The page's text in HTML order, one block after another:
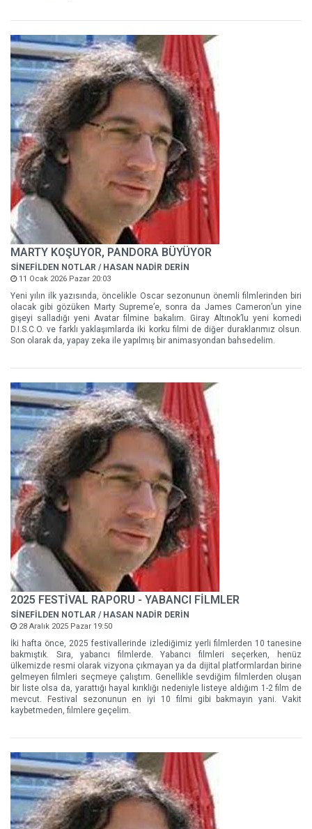
MARTY KOŞUYOR, PANDORA BÜYÜYOR
SİNEFİLDEN NOTLAR / HASAN NADİR DERİN
11 Ocak 2026 Pazar 20:03
Yeni yılın ilk yazısında, öncelikle Oscar sezonunun önemli filmlerinden biri
olacak gibi gözüken Marty Supreme’e, sonra da James Cameron’un yine
gişeyi salladığı yeni Avatar filmine bakalım. Giray Altınok’lu yeni komedi
D.I.S.C.O. ve farklı yaklaşımlarda iki korku filmi de diğer duraklarımız olsun.
Son olarak da, yapay zeka ile yapılmış bir animasyondan bahsedelim.
2025 FESTİVAL RAPORU - YABANCI FİLMLER
SİNEFİLDEN NOTLAR / HASAN NADİR DERİN
28 Aralık 2025 Pazar 19:50
İki hafta önce, 2025 festivallerinde izlediğimiz yerli filmlerden 10 tanesine
bakmıştık. Sıra, yabancı filmlerde. Yabancı filmleri seçerken, henüz
ülkemizde resmi olarak vizyona çıkmayan ya da dijital platformlardan birine
gelmeyen filmleri seçmeye çalıştım. Genellikle sevdiğim filmlerden oluşan
bir liste olsa da, yarattığı hayal kırıklığı nedeniyle listeye aldığım 1-2 film de
mevcut. Festival sezonunun en iyi 10 filmi gibi bakmayın yani. Vakit
kaybetmeden, filmlere geçelim.